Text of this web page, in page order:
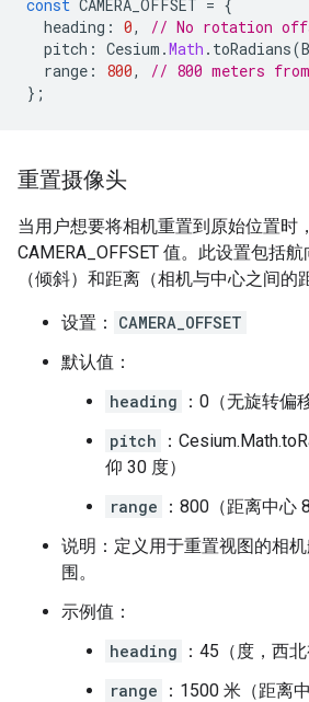
const CAMERA_OFFSET = {
heading : 0,
// No rotation
pitch : Cesium .Math . toRadians(
range : 800,
// 800 meters
};
重置摄像头
当用户想要将相机重置到原始位置时
CAMERA_OFFSET 值。此设置包括
（倾斜）和距离（相机与中心之间的
设置：
CAMERA_OFFSET
默认值：
heading
：0（无旋转偏
pitch
：
仰 30 度）
range
：800（距离中心
说明：定义用于重置视图的相
围。
示例值：
heading
：45（度，西北
range
：1500 米（距离